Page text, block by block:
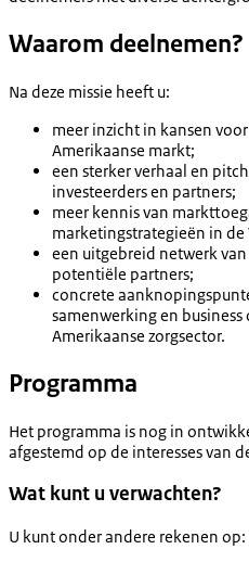
Waarom deelnemen?
Na deze missie heeft u:
meer inzicht in kansen
Amerikaanse markt;
een sterker verhaal en
investeerders en partners;
meer kennis van
marketingstrategieën in de
een uitgebreid netwerk
potentiële partners;
concrete
samenwerking en
Amerikaanse zorgsector.
Programma
Het programma is nog in
afgestemd op de interesses van
Wat kunt u verwachten?
U kunt onder andere rekenen op: